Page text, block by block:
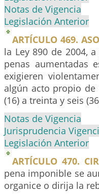
Notas de Vigencia
Legislación Anterior
ARTÍCULO 469.
la Ley 890 de 2004,
penas aumentadas
exigieren
algún acto propio
(16) a treinta y seis
Notas de Vigencia
Jurisprudencia
Legislación Anterior
ARTÍCULO 470.
pena imponible se
organice o dirija la